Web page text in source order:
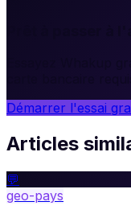
Essayez Whakup
Démarrer l'essai
Articles
💬
geo-pays